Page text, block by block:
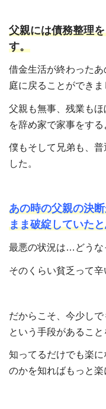
父親には債務整理
す。
借金生活が終わった
庭に戻ることができま
父親も無事、残業も
を辞め家で家事をする
僕もそして兄弟も、
した。
あの時の父親の決
まま破綻していた
最悪の状況は…どうな
そのくらい貧乏って辛
だからこそ、今少し
という手段があること
知ってるだけでも楽
のかを知ればもっと楽